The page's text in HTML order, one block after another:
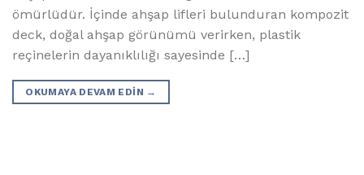
ömürlüdür. İçinde ahşap lifleri bulunduran kompozit
deck, doğal ahşap görünümü verirken, plastik
reçinelerin dayanıklılığı sayesinde […]
OKUMAYA DEVAM EDIN →